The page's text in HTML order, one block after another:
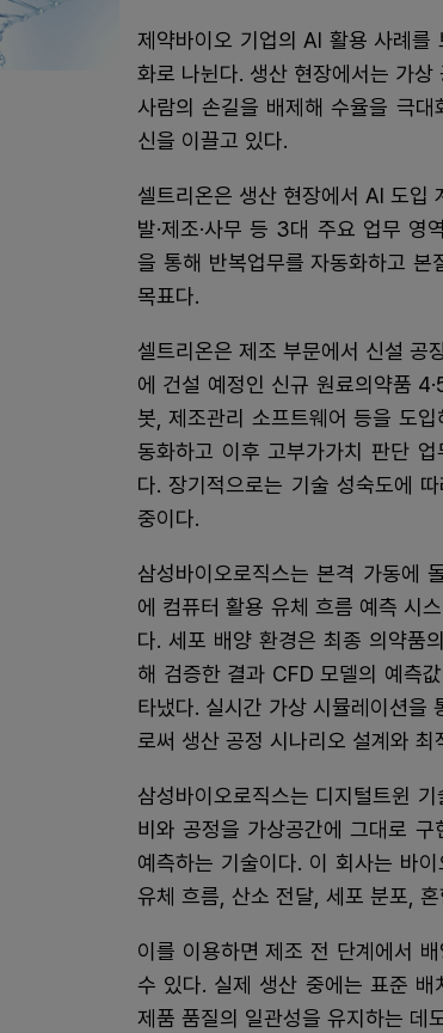
제약바이오 기업의 AI 활용 사례
화로 나뉜다. 생산 현장에서는 가
사람의 손길을 배제해 수율을 극
신을 이끌고 있다.
셀트리온은 생산 현장에서 AI 도입
발·제조·사무 등 3대 주요 업무
을 통해 반복업무를 자동화하고 본
목표다.
셀트리온은 제조 부문에서 신설 공
에 건설 예정인 신규 원료의약품
봇, 제조관리 소프트웨어 등을 도
동화하고 이후 고부가가치 판단
다. 장기적으로는 기술 성숙도에
중이다.
삼성바이오로직스는 본격 가동에
에 컴퓨터 활용 유체 흐름 예측 시
다. 세포 배양 환경은 최종 의약품
해 검증한 결과 CFD 모델의 예측
타냈다. 실시간 가상 시뮬레이션을
로써 생산 공정 시나리오 설계와
삼성바이오로직스는 디지털트윈
비와 공정을 가상공간에 그대로
예측하는 기술이다. 이 회사는 바
유체 흐름, 산소 전달, 세포 분포,
이를 이용하면 제조 전 단계에서
수 있다. 실제 생산 중에는 표준
제품 품질의 일관성을 유지하는 데